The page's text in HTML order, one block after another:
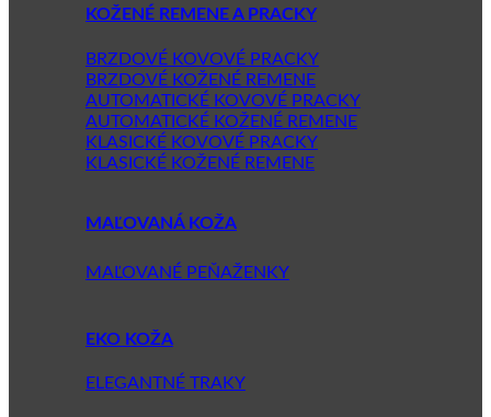
KOŽENÉ REMENE A PRACKY
BRZDOVÉ KOVOVÉ PRACKY
BRZDOVÉ KOŽENÉ REMENE
AUTOMATICKÉ KOVOVÉ PRACKY
AUTOMATICKÉ KOŽENÉ REMENE
KLASICKÉ KOVOVÉ PRACKY
KLASICKÉ KOŽENÉ REMENE
MAĽOVANÁ KOŽA
MAĽOVANÉ PEŇAŽENKY
EKO KOŽA
ELEGANTNÉ TRAKY